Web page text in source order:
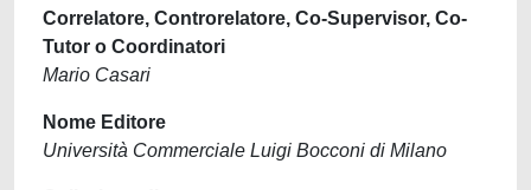
Correlatore, Controrelatore, Co-Supervisor, Co-
Tutor o Coordinatori
Mario Casari
Nome Editore
Università Commerciale Luigi Bocconi di Milano